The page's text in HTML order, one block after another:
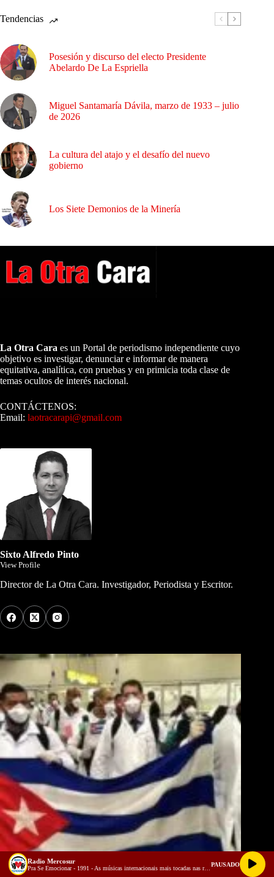
Tendencias
Posesión y discurso del electo Presidente
Abelardo De La Espriella
Miguel Santamaría Dávila, marzo de 1933 – julio
de 2026
La cultura del atajo y el desafío del nuevo
gobierno
Los Siete Demonios de la Minería
La Otra Cara es un Portal de periodismo independiente cuyo
objetivo es investigar, denunciar e informar de manera
equitativa, analítica, con pruebas y en primicia toda clase de
temas ocultos de interés nacional.
CONTÁCTENOS:
Email: laotracarapi@gmail.com
Sixto Alfredo Pinto
View Profile
Director de La Otra Cara. Investigador, Periodista y Escritor.
Radio Mercosur
Pra Se Emocionar - 1991 - As músicas internacionais mais tocadas nas rádios do Brasil
PAUSADO